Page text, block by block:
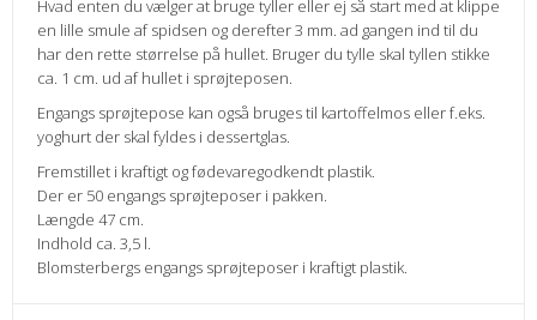
Hvad enten du vælger at bruge tyller eller ej så start med at klippe
en lille smule af spidsen og derefter 3 mm. ad gangen ind til du
har den rette størrelse på hullet. Bruger du tylle skal tyllen stikke
ca. 1 cm. ud af hullet i sprøjteposen.
Engangs sprøjtepose kan også bruges til kartoffelmos eller f.eks.
yoghurt der skal fyldes i dessertglas.
Fremstillet i kraftigt og fødevaregodkendt plastik.
Der er 50 engangs sprøjteposer i pakken.
Længde 47 cm.
Indhold ca. 3,5 l.
Blomsterbergs engangs sprøjteposer i kraftigt plastik.